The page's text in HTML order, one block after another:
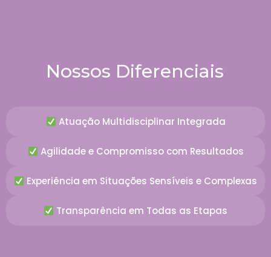
Nossos Diferenciais
Atuação Multidisciplinar Integrada
Agilidade e Compromisso com Resultados
Experiência em Situações Sensíveis e Complexas
Transparência em Todas as Etapas